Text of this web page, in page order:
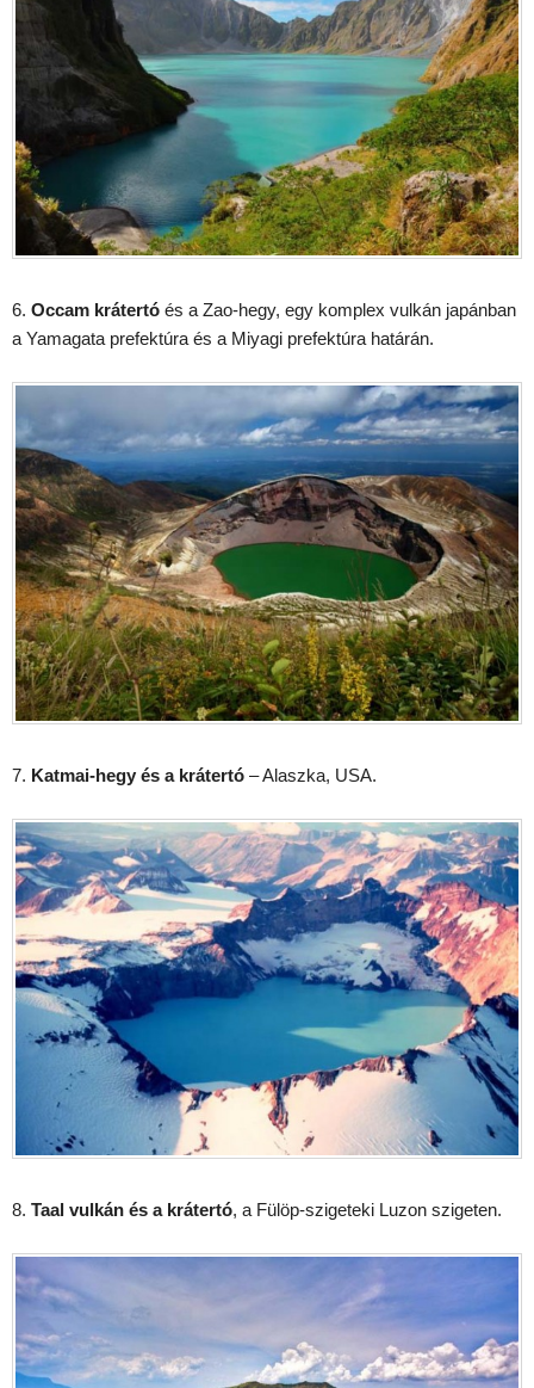
6. Occam krátertó és a Zao-hegy, egy komplex vulkán japánban
a Yamagata prefektúra és a Miyagi prefektúra határán.
7. Katmai-hegy és a krátertó – Alaszka, USA.
8. Taal vulkán és a krátertó, a Fülöp-szigeteki Luzon szigeten.